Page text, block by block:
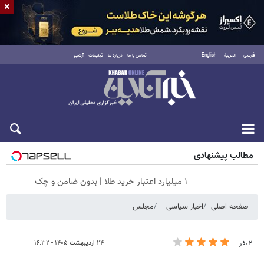
فارسی العربية English تماس با ما درباره ما تبلیغات آرشیو
جمعه ۱۶ مرداد ۱۴۰۵
مطالب پیشنهادی
۱ میلیارد اعتبار خرید طلا | بدون ضامن و چک
صفحه اصلی اخبار سیاسی مجلس
۲ نفر ۲۴ اردیبهشت ۱۴۰۵ - ۱۶:۳۲
×